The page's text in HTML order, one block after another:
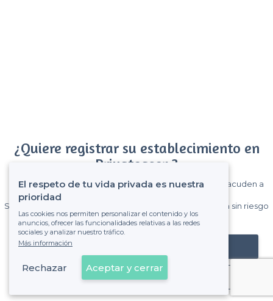
¿Quiere registrar su establecimiento en
Privateaser ?
Gane muchos clientes entre el millón de visitantes que acuden a
Sin comisiones y sin compromiso, pagas una cantidad fija sin riesgo
de ver la factura.
Registrar mi establecimiento
Ya es cliente
El respeto de tu vida privada es nuestra
prioridad
Las cookies nos permiten personalizar el contenido y los
anuncios, ofrecer las funcionalidades relativas a las redes
sociales y analizar nuestro tráfico.
Más información
Rechazar Aceptar y cerrar